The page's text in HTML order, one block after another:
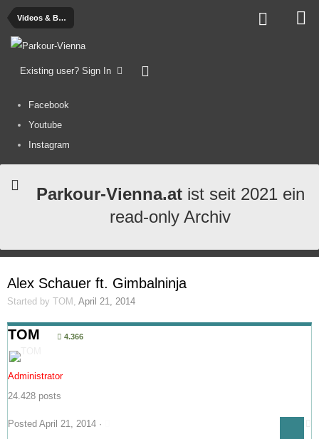
Videos & Bilder
Existing user? Sign In
Facebook
Youtube
Instagram
Parkour-Vienna.atist seit 2021 ein
read-only Archiv
Alex Schauer ft. Gimbalninja
Started by TOM April 21, 2014
TOM 4.366
Administrator
24.428 posts
Posted April 21, 2014 ·